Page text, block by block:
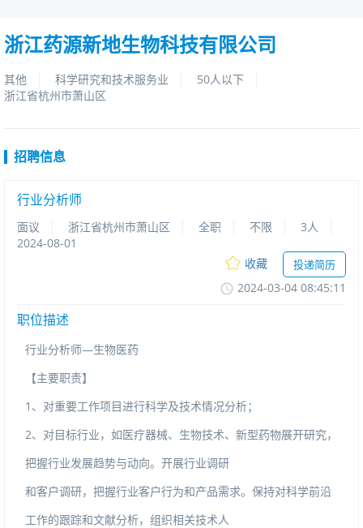
浙江药源新地生物科技有限公司
其他 科学研究和技术服务业
50人以下
浙江省杭州市萧山区
招聘信息
行业分析师
面议 浙江省杭州市萧山区 全职 不限
3人
2024-08-01
收藏
投递简历
2024-03-0408:45:11
职位描述
行业分析师—生物医药
【主要职责】
1、对重要工作项目进行科学及技术情况分析；
2、对目标行业，如医疗器械、生物技术、新型药物展开研究，
把握行业发展趋势与动向。开展行业调研
和客户调研，把握行业客户行为和产品需求。保持对科学前沿
工作的跟踪和文献分析，组织相关技术人